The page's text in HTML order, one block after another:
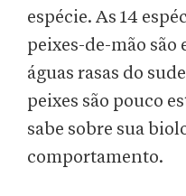
espécie. As 14
peixes-de-mão são
águas rasas do
peixes são pouco
sabe sobre sua
comportamento.